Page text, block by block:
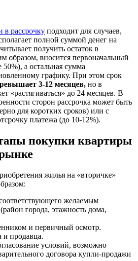
в рассрочку подходит для случаев,
полной суммой денег на
получить остаток в
образом, вносится первоначальный
а остальная сумма
графику. При этом срок
3-12 месяцев, но в
«растягиваться» до 24 месяцев. В
сторон рассрочка может быть
для коротких сроков) или с
платежа (до 10-12%).
покупки квартиры
жилья на «вторичке»
желаемым
города, этажность дома,
и первичный осмотр.
и продавца.
условий, возможно
договора купли-продажи